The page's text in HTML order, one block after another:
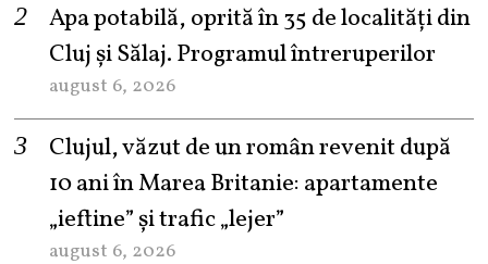
Apa potabilă, oprită în 35 de localități din
Cluj și Sălaj. Programul întreruperilor
august 6, 2026
Clujul, văzut de un român revenit după
10 ani în Marea Britanie: apartamente
„ieftine” și trafic „lejer”
august 6, 2026